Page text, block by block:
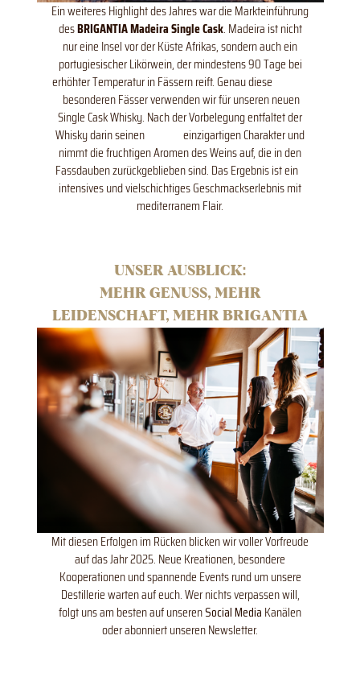
Ein weiteres Highlight des Jahres war die Markteinführung
desBRIGANTIA Madeira Single Cask. Madeira ist nicht
nur eine Insel vor der Küste Afrikas, sondern auch ein
portugiesischer Likörwein, der mindestens 90 Tage bei
erhöhter Temperatur in Fässern reift. Genau diese
besonderen Fässer verwenden wir für unseren neuen
Single Cask Whisky. Nach der Vorbelegung entfaltet der
Whisky darin seinen einzigartigenCharakter und
nimmt die fruchtigen Aromen des Weins auf, die in den
Fassdauben zurückgeblieben sind. Das Ergebnis ist ein
intensives und vielschichtiges Geschmackserlebnis mit
mediterranem Flair.
UNSER AUSBLICK:
MEHR GENUSS, MEHR
LEIDENSCHAFT, MEHR BRIGANTIA
Mit diesen Erfolgen im Rücken blicken wir voller Vorfreude
auf das Jahr 2025. Neue Kreationen, besondere
Kooperationen und spannende Events rund um unsere
Destillerie warten auf euch. Wer nichts verpassen will,
folgt uns am besten auf unserenSocial Media Kanälen
oder abonniert unseren Newsletter.